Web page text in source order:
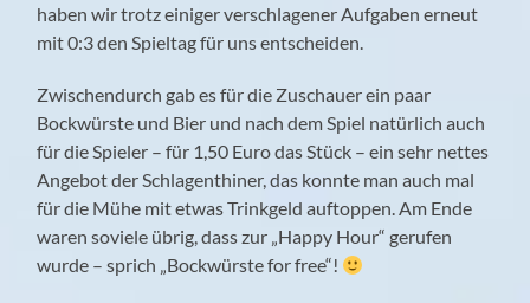
haben wir trotz einiger verschlagener Aufgaben erneut
mit 0:3 den Spieltag für uns entscheiden.
Zwischendurch gab es für die Zuschauer ein paar
Bockwürste und Bier und nach dem Spiel natürlich auch
für die Spieler – für 1,50 Euro das Stück – ein sehr nettes
Angebot der Schlagenthiner, das konnte man auch mal
für die Mühe mit etwas Trinkgeld auftoppen. Am Ende
waren soviele übrig, dass zur „Happy Hour“ gerufen
wurde – sprich „Bockwürste for free“!